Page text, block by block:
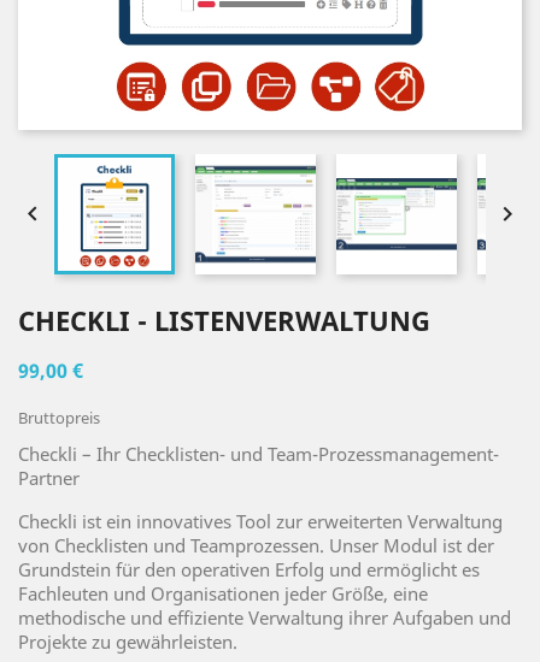
 
CHECKLI - LISTENVERWALTUNG
99,00 €
Bruttopreis
Checkli – Ihr Checklisten- und Team-Prozessmanagement-
Partner
Checkli ist ein innovatives Tool zur erweiterten Verwaltung
von Checklisten und Teamprozessen. Unser Modul ist der
Grundstein für den operativen Erfolg und ermöglicht es
Fachleuten und Organisationen jeder Größe, eine
methodische und effiziente Verwaltung ihrer Aufgaben und
Projekte zu gewährleisten.